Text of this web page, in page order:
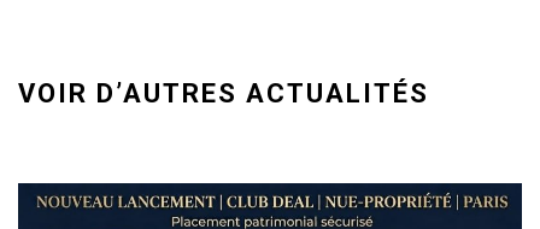
VOIR D’AUTRES ACTUALITÉS